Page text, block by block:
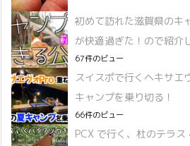
初めて訪れた滋賀県のキ
が快適過ぎた！ので紹介
67件のビュー
スイスポで行くヘキサエ
キャンプを乗り切る！
66件のビュー
PCX で行く、杜のテラ